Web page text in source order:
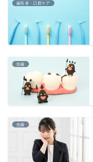
歯医者・口腔ケア
虫歯
虫歯